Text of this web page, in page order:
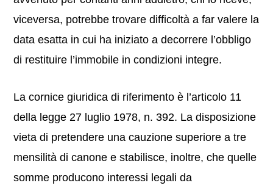
viceversa, potrebbe trovare difficoltà a far valere la
data esatta in cui ha iniziato a decorrere l’obbligo
di restituire l’immobile in condizioni integre.
La cornice giuridica di riferimento è l’articolo 11
della legge 27 luglio 1978, n. 392. La disposizione
vieta di pretendere una cauzione superiore a tre
mensilità di canone e stabilisce, inoltre, che quelle
somme producono interessi legali da